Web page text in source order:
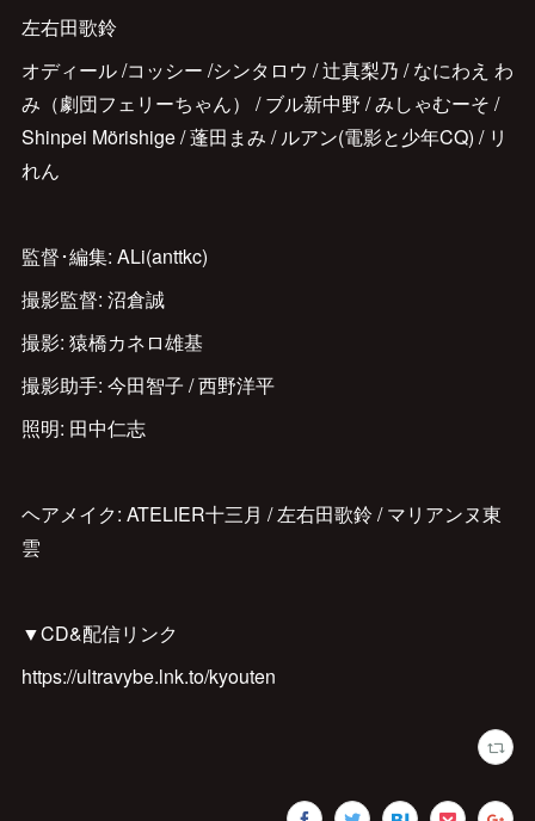
左右田歌鈴
オディール /コッシー /シンタロウ / 辻真梨乃 / なにわえ わ
み（劇団フェリーちゃん） / ブル新中野 / みしゃむーそ /
Shinpei Mörishige / 蓬田まみ / ルアン(電影と少年CQ) / リ
れん
監督･編集: ALi(anttkc)
撮影監督: 沼倉誠
撮影: 猿橋カネロ雄基
撮影助手: 今田智子 / 西野洋平
照明: 田中仁志
ヘアメイク: ATELIER十三月 / 左右田歌鈴 / マリアンヌ東
雲
▼CD&配信リンク
https://ultravybe.lnk.to/kyouten